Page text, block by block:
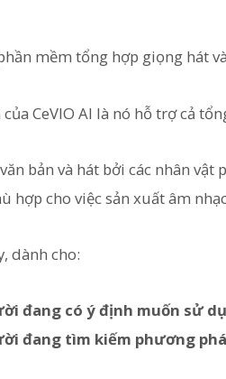
mềm tổng hợp giọng hát
CeVIO AI là nó hỗ trợ cả
bản và hát bởi các nhân vật
hợp cho việc sản xuất âm
dành cho:
đang có ý định muốn sử
đang tìm kiếm phương